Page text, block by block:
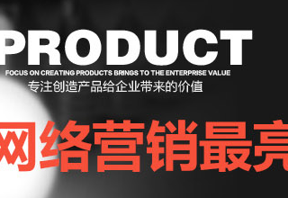
外贸专用邮箱
集团公司邮箱
国内企业邮箱
微网站
APP开发